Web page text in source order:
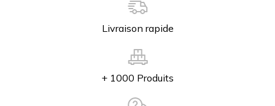
Livraison rapide
+ 1000 Produits